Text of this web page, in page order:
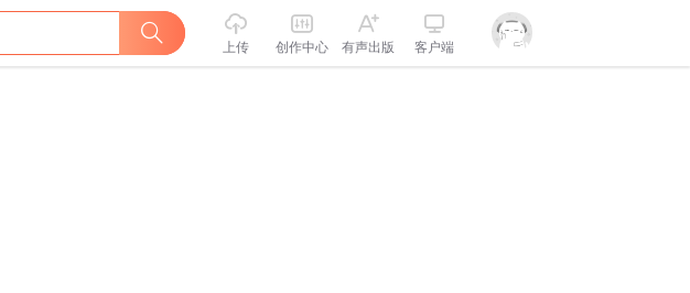
上传 创作中心 有声出版 客户端